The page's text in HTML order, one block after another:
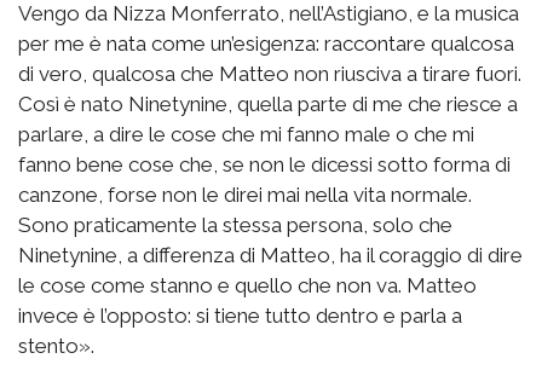
Vengo da Nizza Monferrato, nell’Astigiano, e la musica
per me è nata come un’esigenza: raccontare qualcosa
di vero, qualcosa che Matteo non riusciva a tirare fuori.
Così è nato Ninetynine, quella parte di me che riesce a
parlare, a dire le cose che mi fanno male o che mi
fanno bene cose che, se non le dicessi sotto forma di
canzone, forse non le direi mai nella vita normale.
Sono praticamente la stessa persona, solo che
Ninetynine, a differenza di Matteo, ha il coraggio di dire
le cose come stanno e quello che non va. Matteo
invece è l’opposto: si tiene tutto dentro e parla a
stento».